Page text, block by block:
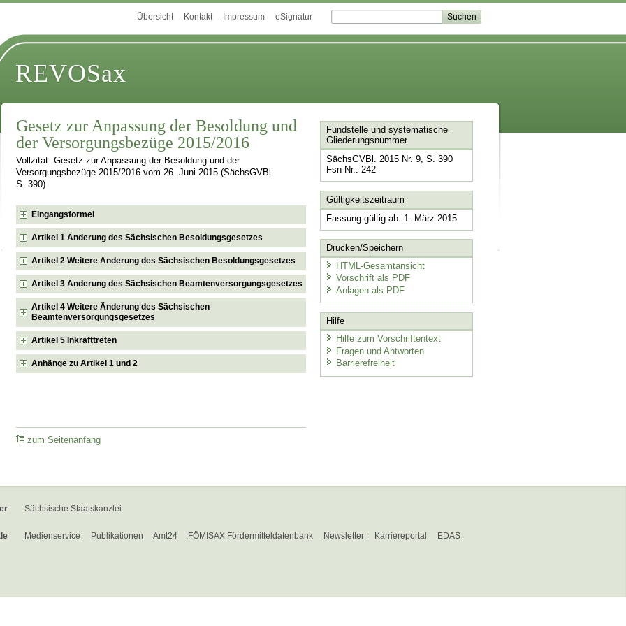
Übersicht Kontakt Impressum eSignatur
REVOSax
Gesetz zur Anpassung der Besoldung und
der Versorgungsbezüge 2015/2016
Vollzitat: Gesetz zur Anpassung der Besoldung und der
Versorgungsbezüge 2015/2016 vom 26. Juni 2015 (SächsGVBl.
S. 390)
Eingangsformel
Artikel 1 Änderung des Sächsischen Besoldungsgesetzes
Artikel 2 Weitere Änderung des Sächsischen Besoldungsgesetzes
Artikel 3 Änderung des Sächsischen Beamtenversorgungsgesetzes
Artikel 4 Weitere Änderung des Sächsischen
Beamtenversorgungsgesetzes
Artikel 5 Inkrafttreten
Anhänge zu Artikel 1 und 2
zum Seitenanfang
Fundstelle und systematische
Gliederungsnummer
SächsGVBl. 2015 Nr. 9, S. 390
Fsn-Nr.: 242
Gültigkeitszeitraum
Fassung gültig ab: 1. März 2015
Drucken/Speichern
HTML-Gesamtansicht
Vorschrift als PDF
Anlagen als PDF
Hilfe
Hilfe zum Vorschriftentext
Fragen und Antworten
Barrierefreiheit
Sächsische Staatskanzlei
Medienservice Publikationen Amt24 FÖMISAX Fördermitteldatenbank Newsletter Karriereportal EDAS